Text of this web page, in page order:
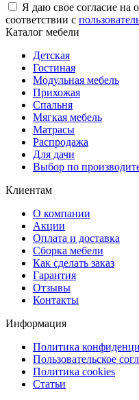
Я даю свое согласие на
соответствии с
Каталог мебели
Детская
Гостиная
Модульная мебель
Прихожая
Спальня
Мягкая мебель
Матрасы
Распродажа
Для дачи
Выбор по
Клиентам
О компании
Акции
Оплата и доставка
Сборка мебели
Как сделать заказ
Гарантия
Отзывы
Контакты
Информация
Политика
Пользовательское
Политика cookies
Статьи